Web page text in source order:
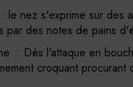
le nez s'exprime sur des
par des notes de pains
: Dès l'attaque en
croquant